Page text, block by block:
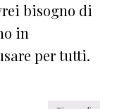
bisogno di
in
per tutti.